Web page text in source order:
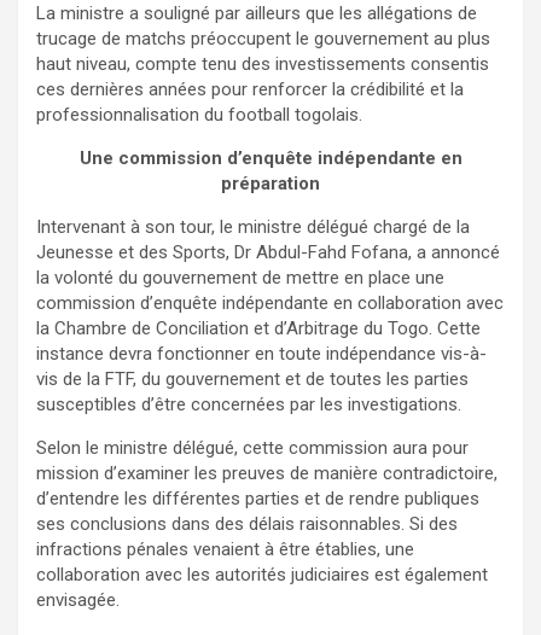
La ministre a souligné par ailleurs que les allégations de
trucage de matchs préoccupent le gouvernement au plus
haut niveau, compte tenu des investissements consentis
ces dernières années pour renforcer la crédibilité et la
professionnalisation du football togolais.
Une commission d’enquête indépendante en
préparation
Intervenant à son tour, le ministre délégué chargé de la
Jeunesse et des Sports, Dr Abdul-Fahd Fofana, a annoncé
la volonté du gouvernement de mettre en place une
commission d’enquête indépendante en collaboration avec
la Chambre de Conciliation et d’Arbitrage du Togo. Cette
instance devra fonctionner en toute indépendance vis-à-
vis de la FTF, du gouvernement et de toutes les parties
susceptibles d’être concernées par les investigations.
Selon le ministre délégué, cette commission aura pour
mission d’examiner les preuves de manière contradictoire,
d’entendre les différentes parties et de rendre publiques
ses conclusions dans des délais raisonnables. Si des
infractions pénales venaient à être établies, une
collaboration avec les autorités judiciaires est également
envisagée.